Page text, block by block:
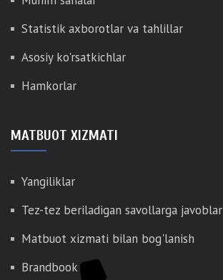
Statistik axborotlar va tahlillar
Asosiy ko'rsatkichlar
Hamkorlar
MATBUOT XIZMATI
Yangiliklar
Tez-tez beriladigan savollarga javoblar
Matbuot xizmati bilan bog'lanish
Brandbook